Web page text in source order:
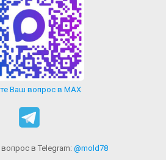
Ваш вопрос в MAX
в Telegram: @mold78